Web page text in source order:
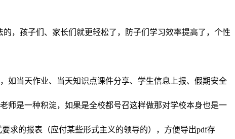
，孩子们、家长们就更轻松了，防子们学习效率提高了，个性
如当天作业、当天知识点课件分享、学生信息上报、假期安全
师是一种积淀，如果是全校都号召这样做那对学校本身也是一
求的报表（应付某些形式主义的领导的），方便导出pdf存